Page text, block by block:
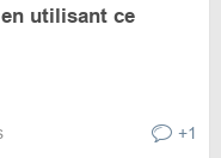
utilisant ce
+1